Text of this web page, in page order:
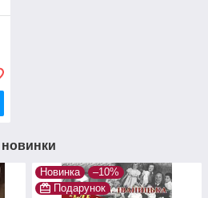
новинки
Новинка
–10%
Подарунок